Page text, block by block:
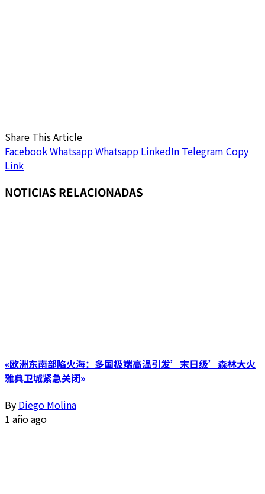
Share This Article
FacebookWhatsappWhatsapp LinkedIn Telegram Copy
Link
NOTICIAS RELACIONADAS
«欧洲东南部陷火海：多国极端高温引发’末日级’森林大火
雅典卫城紧急关闭»
By Diego Molina
1 año ago